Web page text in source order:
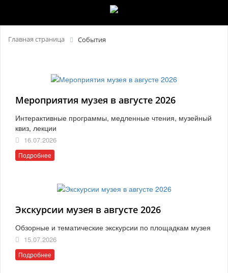
Главная страница События
Мероприятия музея в августе 2026
Интерактивные программы, медленные чтения, музейный
квиз, лекции
16.07.2026
Подробнее
Экскурсии музея в августе 2026
Обзорные и тематические экскурсии по площадкам музея
15.07.2026
Подробнее